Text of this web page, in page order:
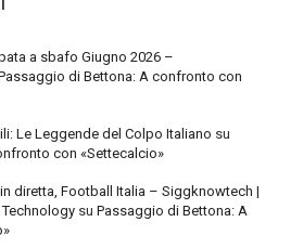
a sbafo Giugno 2026 –
di Bettona: A confronto con
Le Leggende del Colpo Italiano su
con «Settecalcio»
diretta, Football Italia – Siggknowtech |
su Passaggio di Bettona: A